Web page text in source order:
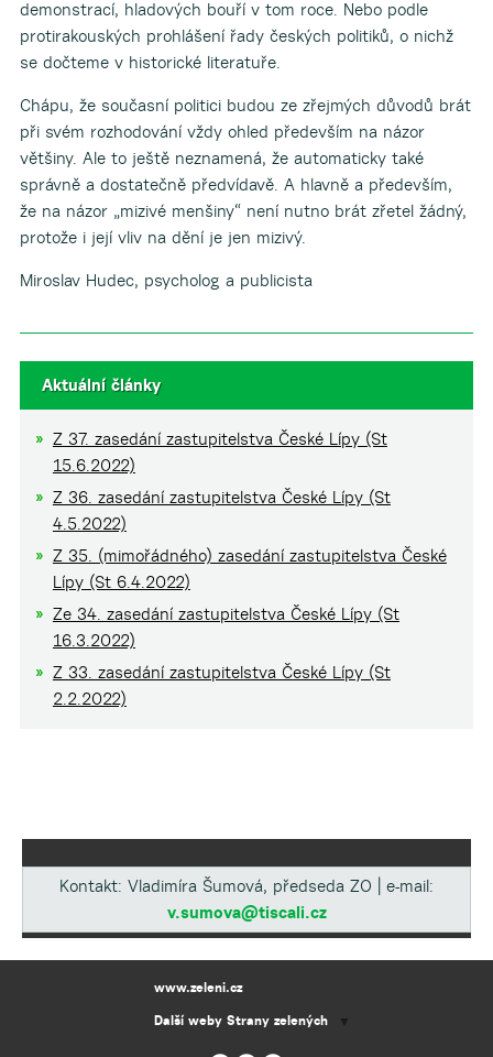
demonstrací, hladových bouří v tom roce. Nebo podle
protirakouských prohlášení řady českých politiků, o nichž
se dočteme v historické literatuře.
Chápu, že současní politici budou ze zřejmých důvodů brát
při svém rozhodování vždy ohled především na názor
většiny. Ale to ještě neznamená, že automaticky také
správně a dostatečně předvídavě. A hlavně a především,
že na názor „mizivé menšiny“ není nutno brát zřetel žádný,
protože i její vliv na dění je jen mizivý.
Miroslav Hudec, psycholog a publicista
Aktuální články
Z 37. zasedání zastupitelstva České Lípy (St
15.6.2022)
Z 36. zasedání zastupitelstva České Lípy (St
4.5.2022)
Z 35. (mimořádného) zasedání zastupitelstva České
Lípy (St 6.4.2022)
Ze 34. zasedání zastupitelstva České Lípy (St
16.3.2022)
Z 33. zasedání zastupitelstva České Lípy (St
2.2.2022)
Kontakt: Vladimíra Šumová, předseda ZO | e-mail:
v.sumova@tiscali.cz
www.zeleni.cz
Další weby Strany zelených
▼